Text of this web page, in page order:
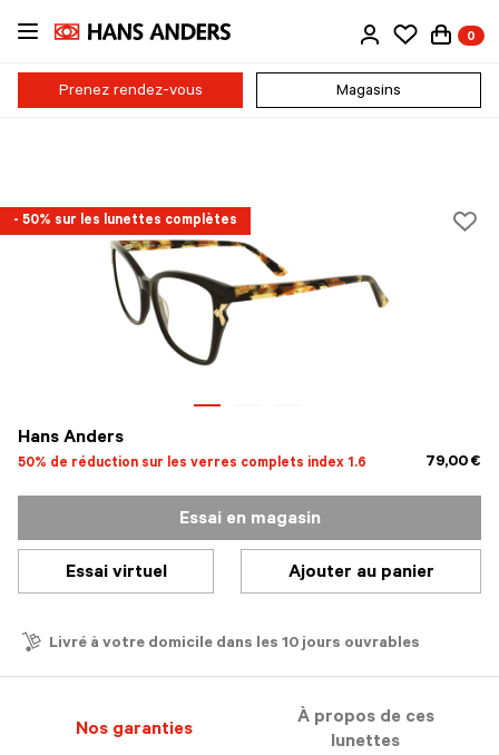
Passer
contenu
principal
0
Prenez rendez-vous Magasins
- 50% sur les lunettes complètes
Hans Anders
50% de réduction sur les verres complets index 1.6 79,00 €
Essai en magasin
Essai virtuel Ajouter au panier
Livré à votre domicile dans les 10 jours ouvrables
Nos garanties
À propos de ces
lunettes